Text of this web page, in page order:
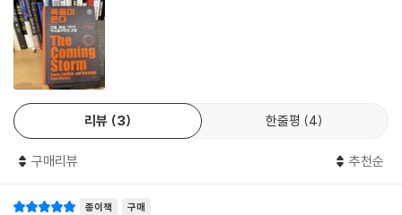
"개인 통치자들은 의회나 국제기구의 제재가 존재하지 않는다면 전쟁과
평화를 가르는 중대한 순간에 종종 실패하고 만다. 왜냐하면 전쟁의 결과
보다 약해 보인다는 인식을 더 두려워하기 때문이다."
--- p.296
의 극심한 정치적 분열로 인한 불안감을 겪고 있다. 반면 중국은 과거 독일
제국의 모습과 완벽히 겹친다. 경이로운 경제 성장과 막강한 군사력을 구
축했지만, 동시에 미국을 비롯한 주변국들에 의해 포위되고 고립될 수 있
다는 깊은 두려움과 오만함을 동시에 표출하고 있다. 또한, 구제국의 영토
를 무력으로 되찾으려 우크라이나를 침공한 푸틴의 러시아는 과거 오스트
리아-헝가리나 제정 러시아의 기회주의적 팽창을 떠올리게 한다. 인도를
포함한 신흥국들 역시 지역 패권을 추구하며 다극 체제의 복잡성을 더하고
있다.
이 책은 이러한 유사성이 단순한 역사적 비유가 아니라, 실질적이고 구조
리뷰 3 한줄평 4
구매리뷰 추천순
종이책 구매